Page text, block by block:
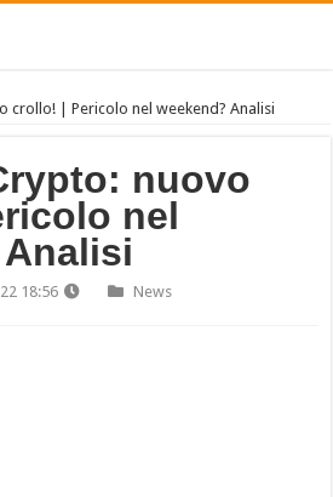
crollo! | Pericolo nel weekend? Analisi
nuovo
nel
18:56
News